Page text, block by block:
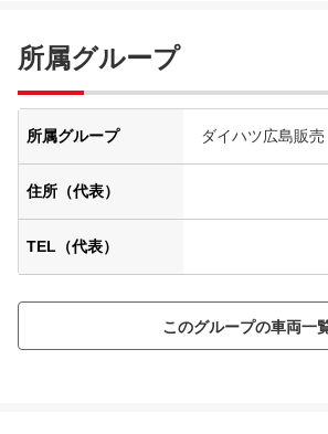
所属グループ
所属グループ ダイハツ広島販売
住所（代表）
TEL（代表）
このグループの車両一